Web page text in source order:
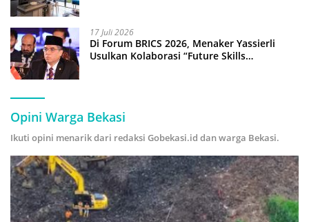
17 Juli 2026
Di Forum BRICS 2026, Menaker Yassierli
Usulkan Kolaborasi “Future Skills
Opini Warga Bekasi
Ikuti opini menarik dari redaksi Gobekasi.id dan warga Bekasi.